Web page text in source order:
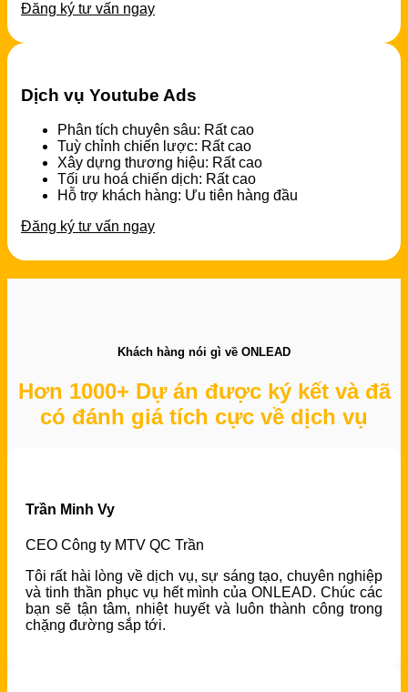
Đăng ký tư vấn ngay
Dịch vụ Youtube Ads
Phân tích chuyên sâu: Rất cao
Tuỳ chỉnh chiến lược: Rất cao
Xây dựng thương hiệu: Rất cao
Tối ưu hoá chiến dịch: Rất cao
Hỗ trợ khách hàng: Ưu tiên hàng đầu
Đăng ký tư vấn ngay
Khách hàng nói gì về ONLEAD
Hơn 1000+ Dự án được ký kết và đã
có đánh giá tích cực về dịch vụ
Trần Minh Vy
CEO Công ty MTV QC Trần
Tôi rất hài lòng về dịch vụ, sự sáng tạo, chuyên nghiệp
và tinh thần phục vụ hết mình của ONLEAD. Chúc các
bạn sẽ tận tâm, nhiệt huyết và luôn thành công trong
chặng đường sắp tới.